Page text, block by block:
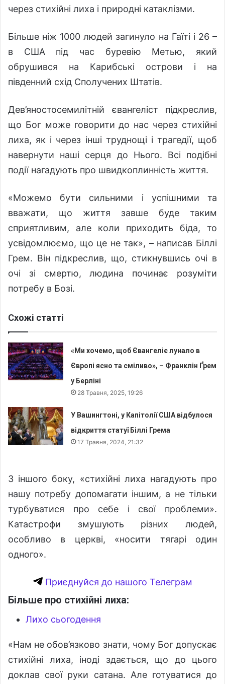
через стихійні лиха і природні катаклізми.
Більше ніж 1000 людей загинуло на Гаїті і 26 –
в США під час буревію Метью, який
обрушився на Карибські острови і на
південний схід Сполучених Штатів.
Дев’яностосемилітній євангеліст підкреслив,
що Бог може говорити до нас через стихійні
лиха, як і через інші труднощі і трагедії, щоб
навернути наші серця до Нього. Всі подібні
події нагадують про швидкоплинність життя.
«Можемо бути сильними і успішними та
вважати, що життя завше буде таким
сприятливим, але коли приходить біда, то
усвідомлюємо, що це не так», – написав Біллі
Грем. Він підкреслив, що, стикнувшись очі в
очі зі смертю, людина починає розуміти
потребу в Бозі.
Схожі статті
«Ми хочемо, щоб Євангеліє лунало в
Європі ясно та сміливо», – Франклін Ґрем
у Берліні
28 Травня, 2025, 19:26
У Вашингтоні, у Капітолії США відбулося
відкриття статуї Біллі Грема
17 Травня, 2024, 21:32
З іншого боку, «стихійні лиха нагадують про
нашу потребу допомагати іншим, а не тільки
турбуватися про себе і свої проблеми».
Катастрофи змушують різних людей,
особливо в церкві, «носити тягарі один
одного».
Приєднуйся до нашого Телеграм
Більше про стихійні лиха:
Лихо сьогодення
«Нам не обов’язково знати, чому Бог допускає
стихійні лиха, іноді здається, що до цього
доклав свої руки сатана. Але готуватися до